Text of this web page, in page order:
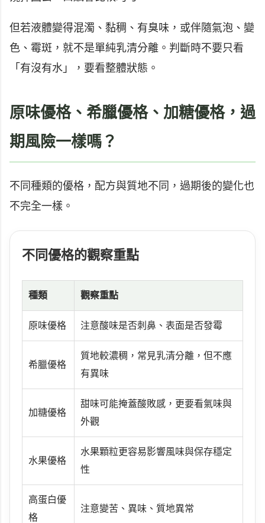
但若液體變得混濁、黏稠、有臭味，或伴隨氣泡、變
色、霉斑，就不是單純乳清分離。判斷時不要只看
「有沒有水」，要看整體狀態。
原味優格、希臘優格、加糖優格，過
期風險一樣嗎？
不同種類的優格，配方與質地不同，過期後的變化也
不完全一樣。
不同優格的觀察重點
種類 觀察重點
原味優格 注意酸味是否刺鼻、表面是否發霉
希臘優格
質地較濃稠，常見乳清分離，但不應
有異味
加糖優格
甜味可能掩蓋酸敗感，更要看氣味與
外觀
水果優格
水果顆粒更容易影響風味與保存穩定
性
高蛋白優
格
注意變苦、異味、質地異常